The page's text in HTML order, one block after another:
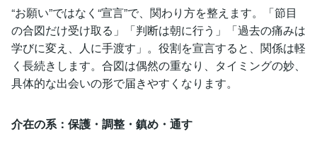
“お願い”ではなく“宣言”で、関わり方を整えます。「節目
の合図だけ受け取る」「判断は朝に行う」「過去の痛みは
学びに変え、人に手渡す」。役割を宣言すると、関係は軽
く長続きします。合図は偶然の重なり、タイミングの妙、
具体的な出会いの形で届きやすくなります。
介在の系：保護・調整・鎮め・通す